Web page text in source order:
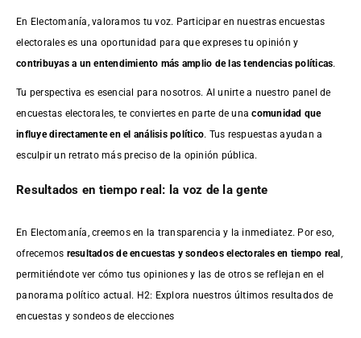
En Electomanía, valoramos tu voz. Participar en nuestras encuestas
electorales es una oportunidad para que expreses tu opinión y
contribuyas a un entendimiento más amplio de las tendencias políticas.
Tu perspectiva es esencial para nosotros. Al unirte a nuestro panel de
encuestas electorales, te conviertes en parte de unacomunidad que
influye directamente en el análisis político. Tus respuestas ayudan a
esculpir un retrato más preciso de la opinión pública.
Resultados en tiempo real: la voz de la gente
En Electomanía, creemos en la transparencia y la inmediatez. Por eso,
ofrecemos resultados deencuestas y sondeos electorales en tiempo real
permitiéndote ver cómo tus opiniones y las de otros se reflejan en el
panorama político actual. H2: Explora nuestros últimos resultados de
encuestas y sondeos de elecciones